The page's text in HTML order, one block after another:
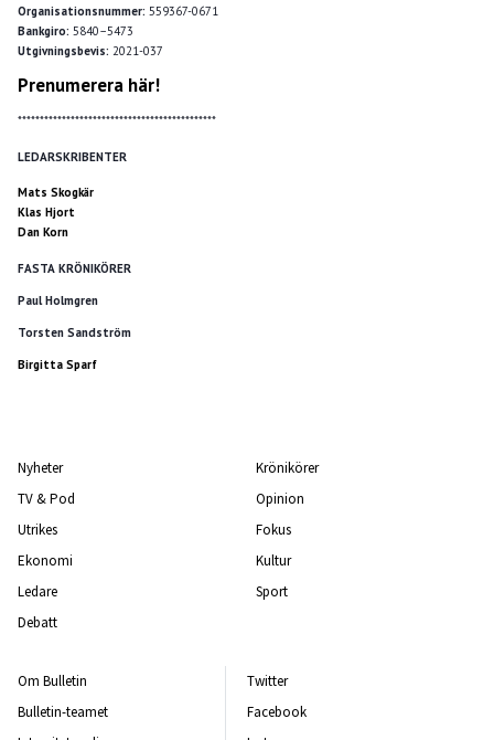
Organisationsnummer: 559367-0671
Bankgiro: 5840–5473
Utgivningsbevis: 2021-037
Prenumerera här!
*********************************************
LEDARSKRIBENTER
Mats Skogkär
Klas Hjort
Dan Korn
FASTA KRÖNIKÖRER
Paul Holmgren
Torsten Sandström
Birgitta Sparf
Nyheter
TV & Pod
Utrikes
Ekonomi
Ledare
Debatt
Krönikörer
Opinion
Fokus
Kultur
Sport
Om Bulletin
Bulletin-teamet
Twitter
Facebook